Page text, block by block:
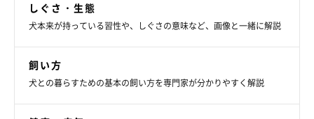
しぐさ・生態
犬本来が持っている習性や、しぐさの意味など、画像と一緒に解説
飼い方
犬との暮らすための基本の飼い方を専門家が分かりやすく解説